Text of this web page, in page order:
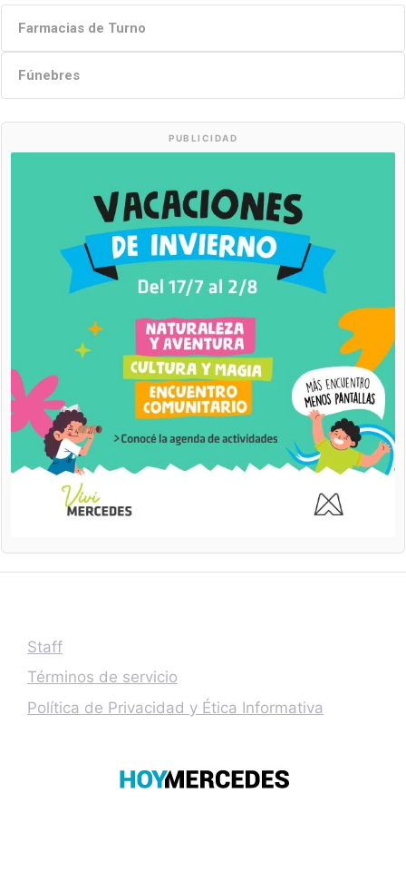
Farmacias de Turno
Fúnebres
PUBLICIDAD
Staff
Términos de servicio
Política de Privacidad y Ética Informativa